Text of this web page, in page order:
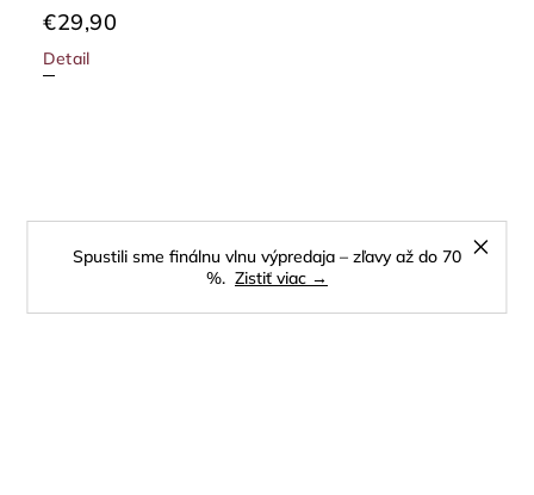
Spustili sme finálnu vlnu výpredaja – zľavy až do 70
%. Zistiť viac →
€29,90
Detail